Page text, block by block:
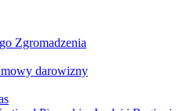
Zgromadzenia
darowizny